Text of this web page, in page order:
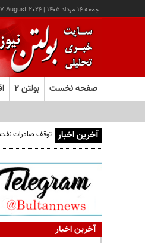
جمعه ۱۶ مرداد ۱۴۰۵ |
August 2026
صفحه نخست بولتن ۲
آخرین اخبار توقف صادرات نفت
آخرین اخبار